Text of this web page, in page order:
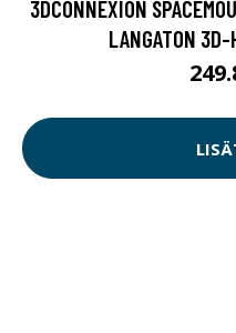
3DCONNEXION
LANGATON 3D-